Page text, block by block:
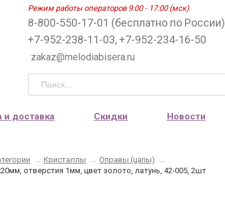
Режим работы операторов 9:00 - 17:00 (мск)
8-800-550-17-01 (бесплатно по России)
+7-952-238-11-03, +7-952-234-16-50
zakaz@melodiabisera.ru
и доставка Скидки Новости
→ Кристаллы → Оправы (цапы)
→
отверстия 1мм, цвет золото, латунь, 42-005, 2шт